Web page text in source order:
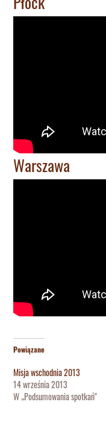
Warszawa
Powiązane
Misja wschodnia 2013
14 września 2013
W „Podsumowania spotkań"